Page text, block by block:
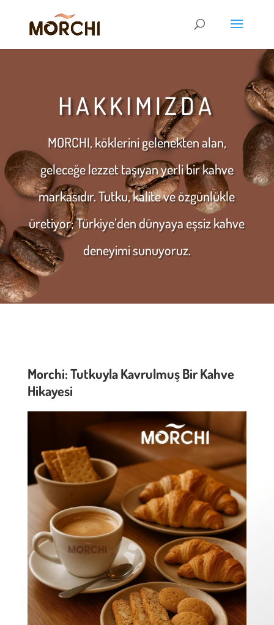
HAKKIMIZDA
MORCHI, köklerini gelenekten alan,
geleceğe lezzet taşıyan yerli bir kahve
markasıdır. Tutku, kalite ve özgünlükle
üretiyor; Türkiye’den dünyaya eşsiz kahve
deneyimi sunuyoruz.
Morchi: Tutkuyla Kavrulmuş Bir Kahve
Hikayesi